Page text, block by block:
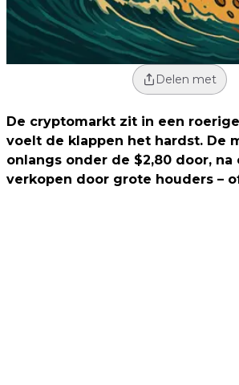
Delen met
De cryptomarkt zit in een
voelt de klappen het hardst. De
onlangs onder de $2,80 door, na
verkopen door grote houders –